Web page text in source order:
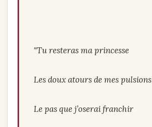
"Tu resteras ma princesse
Les doux atours de mes pulsions
Le pas que j’oserai franchir